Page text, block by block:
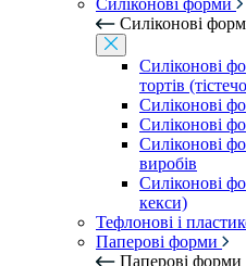
Силіконові форми
Силіконові
Силіконові
тортів
Силіконові
Силіконові
Силіконові
виробів
Силіконові
кекси)
Тефлонові і
Паперові форми
Паперові форми